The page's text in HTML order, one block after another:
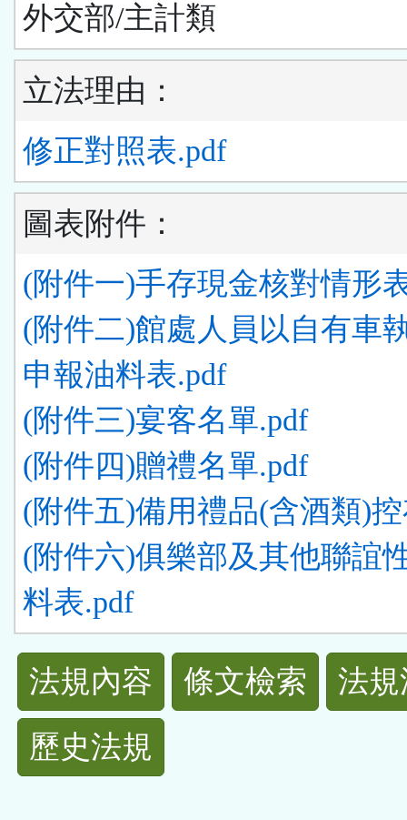
外交部/主計類
立法理由：
修正對照表.pdf
圖表附件：
(附件一)手存現金核對情形
(附件二)館處人員以自有車
申報油料表.pdf
(附件三)宴客名單.pdf
(附件四)贈禮名單.pdf
(附件五)備用禮品(含酒類)
(附件六)俱樂部及其他聯誼
料表.pdf
法
規
功
法規內容 條文檢索
法
歷史法規